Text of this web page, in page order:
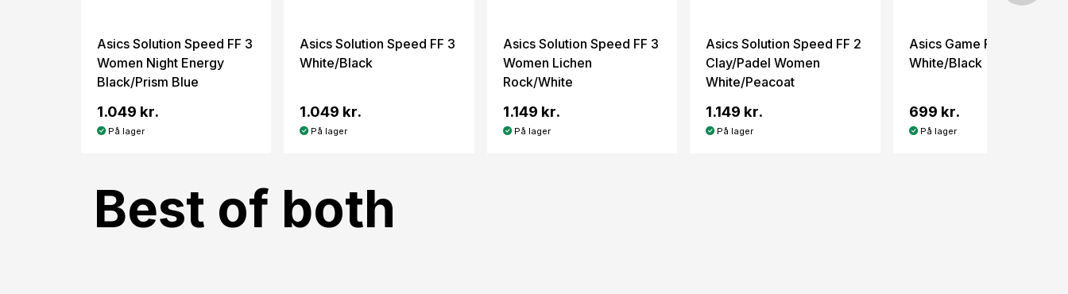
Asics Solution Speed FF 3
Women Night Energy
Black/Prism Blue
1.049 kr.
På lager
Asics Solution Speed FF 3
White/Black
1.049 kr.
På lager
Asics Solution Speed FF 3
Women Lichen
Rock/White
1.149 kr.
På lager
Asics Solution Speed FF 2
Clay/Padel Women
White/Peacoat
1.149 kr.
På lager
Asics Game FF
White/Black
699 kr.
På lager
Best of both